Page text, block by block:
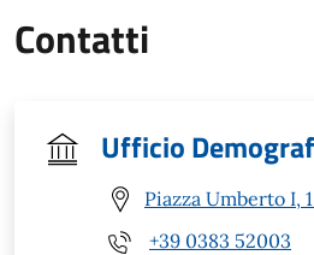
Contatti
Ufficio
Piazza Umberto I,
+39 0383 52003